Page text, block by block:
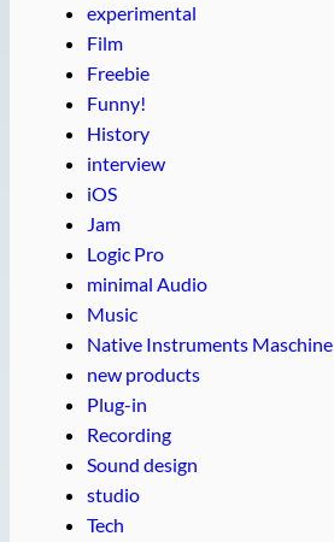
experimental
Film
Freebie
Funny!
History
interview
iOS
Jam
Logic Pro
minimal Audio
Music
Native Instruments Maschine
new products
Plug-in
Recording
Sound design
studio
Tech